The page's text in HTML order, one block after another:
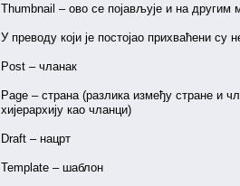
Thumbnail – ово се појављује и на
У преводу који је постојао прихваћени
Post – чланак
Page – страна (разлика између стране и
хијерархију као чланци)
Draft – нацрт
Template – шаблон